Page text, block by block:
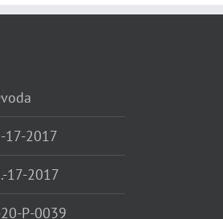
17-2017
17-2017
20-P-0039